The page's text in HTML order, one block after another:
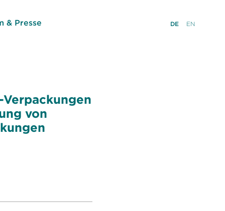
& Presse DE EN
von